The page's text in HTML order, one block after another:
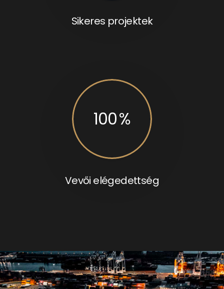
Sikeres projektek
100%
Vevői elégedettség